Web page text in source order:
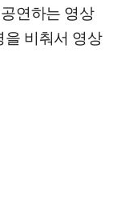
연하는 영상
비춰서 영상